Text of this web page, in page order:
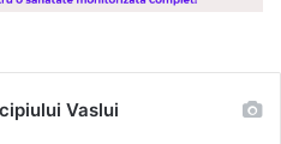
Vaslui